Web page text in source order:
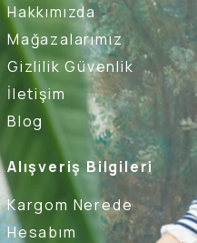
Hakkımızda
Mağazalarımız
Gizlilik Güvenlik
İletişim
Blog
Alışveriş Bilgileri
Kargom Nerede
Hesabım